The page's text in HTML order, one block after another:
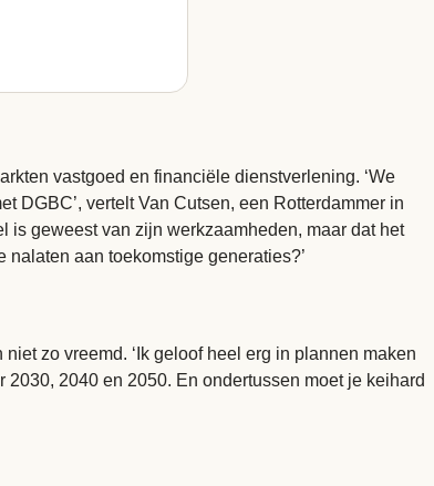
vastgoed en financiële dienstverlening. ‘We
DGBC’, vertelt Van Cutsen, een Rotterdammer in
geweest van zijn werkzaamheden, maar dat het
aan toekomstige generaties?’
zo vreemd. ‘Ik geloof heel erg in plannen maken
2040 en 2050. En ondertussen moet je keihard